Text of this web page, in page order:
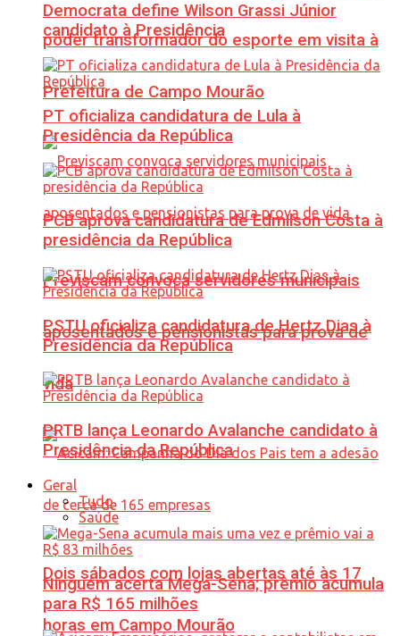
poder transformador do esporte em visita à
Prefeitura de Campo Mourão
Previscam convoca servidores municipais
aposentados e pensionistas para prova de
vida
Dois sábados com lojas abertas até às 17
horas em Campo Mourão
Democrata define Wilson Grassi Júnior
candidato à Presidência
PT oficializa candidatura de Lula à
Presidência da República
PCB aprova candidatura de Edmilson Costa à
presidência da República
PSTU oficializa candidatura de Hertz Dias à
Presidência da República
PRTB lança Leonardo Avalanche candidato à
Presidência da República
Geral
Tudo
Saúde
Ninguém acerta Mega-Sena; prêmio acumula
para R$ 165 milhões